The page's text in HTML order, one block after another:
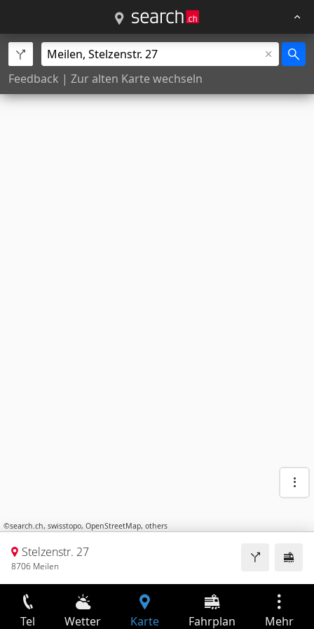
Feedback | Zur alten Karte wechseln
©search.ch, swisstopo, OpenStreetMap, others
Stelzenstr. 27
8706 Meilen
Tel Wetter Karte Fahrplan Mehr